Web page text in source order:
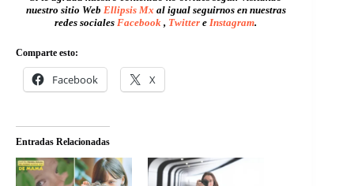
nuestro sitio Web Ellipsis Mx al igual seguirnos en nuestras
redes socialesFacebook , Twitter eInstagram.
Comparte esto:
Facebook X
Entradas Relacionadas